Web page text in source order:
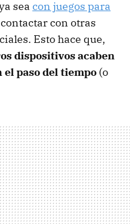
sea con juegos para
con otras
Esto hace que,
dispositivos acaben
paso del tiempo (o